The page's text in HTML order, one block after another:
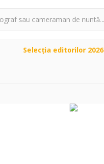
Selecţia editorilor 2026